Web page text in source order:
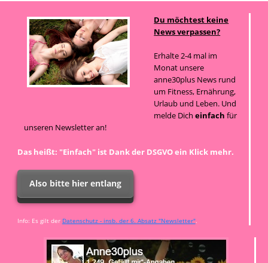
Du möchtest keine
News verpassen?
Erhalte 2-4 mal im
Monat unsere
anne30plus News rund
um Fitness, Ernährung,
Urlaub und Leben. Und
melde Dicheinfach für
unseren Newsletter an!
Das heißt: "Einfach" ist Dank der DSGVO ein Klick mehr.
Also bitte hier entlang
Info: Es gilt der Datenschutz - insb. der 6. Absatz "Newsletter".